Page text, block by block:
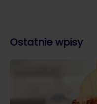
Ostatnie wpisy